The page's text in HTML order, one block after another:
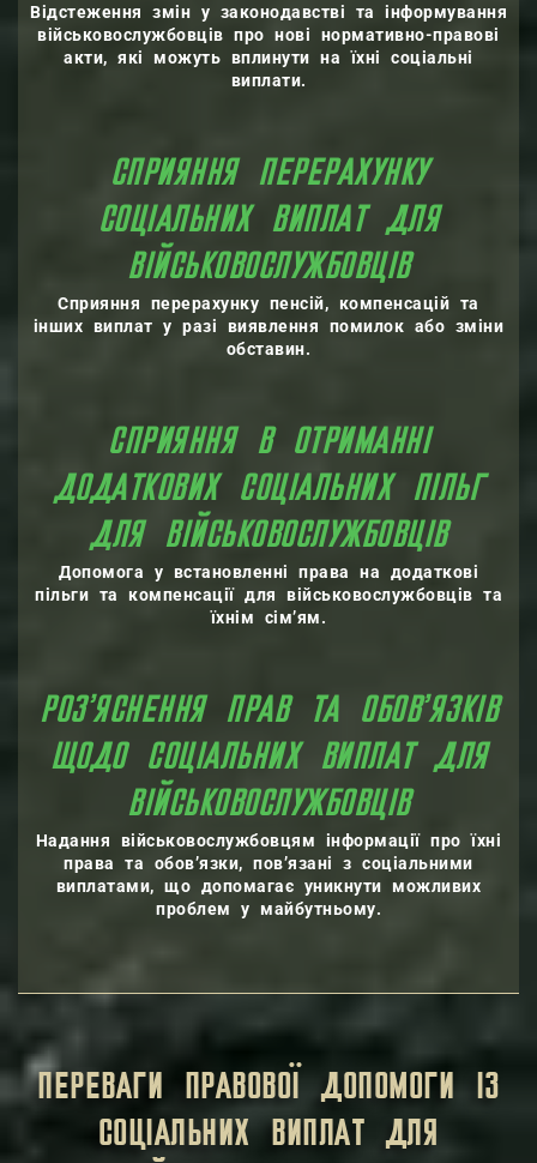
Відстеження змін у законодавстві та інформування
військовослужбовців про нові нормативно-правові
акти, які можуть вплинути на їхні соціальні
виплати.
СПРИЯННЯ ПЕРЕРАХУНКУ
СОЦІАЛЬНИХ ВИПЛАТ ДЛЯ
ВІЙСЬКОВОСЛУЖБОВЦІВ
Сприяння перерахунку пенсій, компенсацій та
інших виплат у разі виявлення помилок або зміни
обставин.
СПРИЯННЯ В ОТРИМАННІ
ДОДАТКОВИХ СОЦІАЛЬНИХ ПІЛЬГ
ДЛЯ ВІЙСЬКОВОСЛУЖБОВЦІВ
Допомога у встановленні права на додаткові
пільги та компенсації для військовослужбовців та
їхнім сім’ям.
РОЗ’ЯСНЕННЯ ПРАВ ТА ОБОВ’ЯЗКІВ
ЩОДО СОЦІАЛЬНИХ ВИПЛАТ ДЛЯ
ВІЙСЬКОВОСЛУЖБОВЦІВ
Надання військовослужбовцям інформації про їхні
права та обов’язки, пов’язані з соціальними
виплатами, що допомагає уникнути можливих
проблем у майбутньому.
ПЕРЕВАГИ ПРАВОВОЇ ДОПОМОГИ ІЗ
СОЦІАЛЬНИХ ВИПЛАТ ДЛЯ